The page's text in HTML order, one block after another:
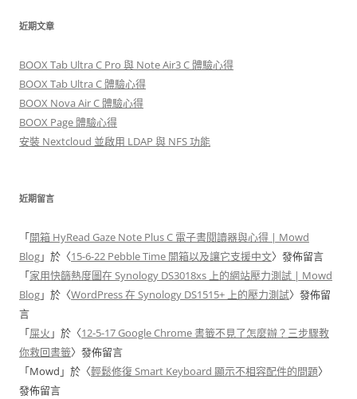
鍵
:
近期文章
BOOX Tab Ultra C Pro 與 Note Air3 C 體驗心得
BOOX Tab Ultra C 體驗心得
BOOX Nova Air C 體驗心得
BOOX Page 體驗心得
安裝 Nextcloud 並啟用 LDAP 與 NFS 功能
近期留言
「開箱 HyRead Gaze Note Plus C 電子書閱讀器與心得 | Mowd
Blog」於〈15-6-22 Pebble Time 開箱以及讓它支援中文〉發佈留言
「家用快篩熱度圖在 Synology DS3018xs 上的網站壓力測試 | Mowd
Blog」於〈WordPress 在 Synology DS1515+ 上的壓力測試〉發佈留
言
「屎火 」於〈12-5-17 Google Chrome 書籤不見了怎麼辦？三步驟教
你救回書籤〉發佈留言
「Mowd 」於〈輕鬆修復 Smart Keyboard 顯示不相容配件的問題〉
發佈留言